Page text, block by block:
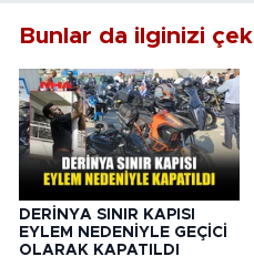
Bunlar da ilginizi
DERİNYA SINIR KAPISI
EYLEM NEDENİYLE GEÇİCİ
OLARAK KAPATILDI